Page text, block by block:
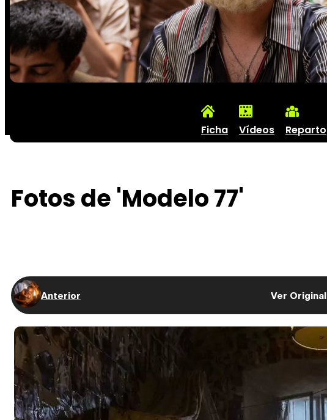
Ficha Vídeos Reparto
Fotos de 'Modelo 77'
Anterior Ver Original